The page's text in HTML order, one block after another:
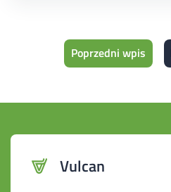
Poprzedni wpis
Vulcan